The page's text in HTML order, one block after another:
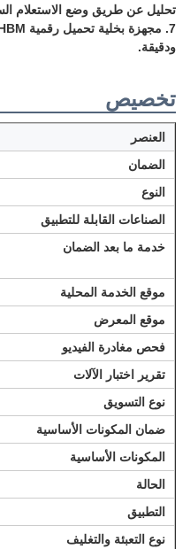
تحليل عن طريق وضع الاستعلام السهل لما
ودقيقة.
تخصيص
العنصر
الضمان
النوع
الصناعات القابلة للتطبيق
خدمة ما بعد الضمان
موقع الخدمة المحلية
موقع المعرض
فحص مغادرة الفيديو
تقرير اختبار الآلات
نوع التسويق
ضمان المكونات الأساسية
المكونات الأساسية
الحالة
التطبيق
نوع التعبئة والتغليف